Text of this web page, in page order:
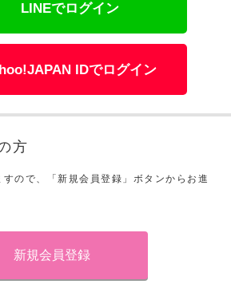
LINEでログイン
IDでログイン
方
ので、「新規会員登録」ボタンからお進